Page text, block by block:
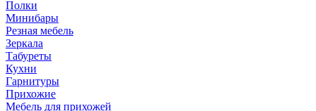
Полки
Минибары
Резная мебель
Зеркала
Табуреты
Кухни
Гарнитуры
Прихожие
Мебель для прихожей